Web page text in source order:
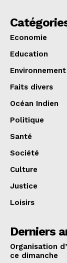
Economie
Education
Environnement
Faits divers
Océan Indien
Politique
Santé
Société
Culture
Justice
Loisirs
Derniers
Organisation
ce dimanche